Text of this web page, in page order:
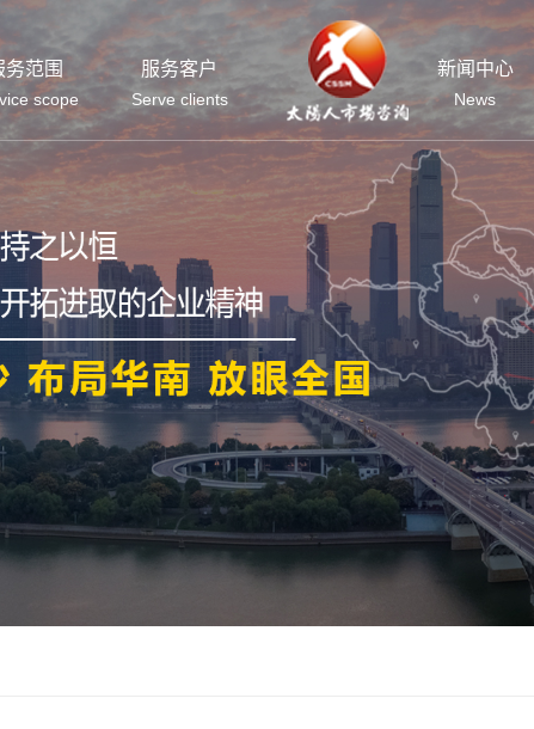
务范围
scope
服务客户
Serve clients
新闻中心
News